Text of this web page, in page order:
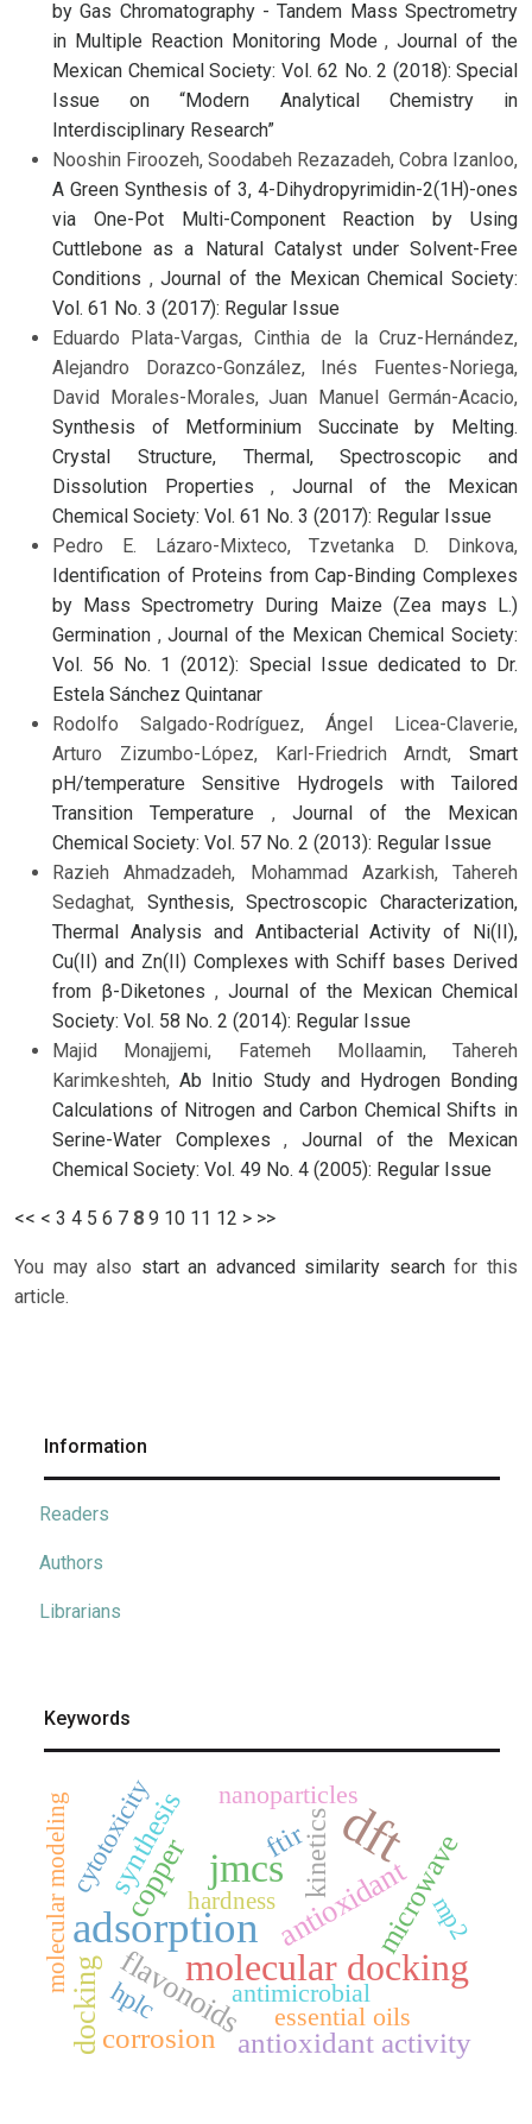
by Gas Chromatography - Tandem Mass Spectrometry
in Multiple Reaction Monitoring Mode,Journal of the
Mexican Chemical Society: Vol. 62 No. 2 (2018): Special
Issue on “Modern Analytical Chemistry in
Interdisciplinary Research”
Nooshin Firoozeh, Soodabeh Rezazadeh, Cobra Izanloo,
A Green Synthesis of 3, 4-Dihydropyrimidin-2(1H)-ones
via One-Pot Multi-Component Reaction by Using
Cuttlebone as a Natural Catalyst under Solvent-Free
Conditions ,Journal of the Mexican Chemical Society:
Vol. 61 No. 3 (2017): Regular Issue
Eduardo Plata-Vargas, Cinthia de la Cruz-Hernández,
Alejandro Dorazco-González, Inés Fuentes-Noriega,
David Morales-Morales, Juan Manuel Germán-Acacio,
Synthesis of Metforminium Succinate by Melting.
Crystal Structure, Thermal, Spectroscopic and
Dissolution Properties , Journal of the Mexican
Chemical Society: Vol. 61 No. 3 (2017): Regular Issue
Pedro E. Lázaro-Mixteco, Tzvetanka D. Dinkova,
Identification of Proteins from Cap-Binding Complexes
by Mass Spectrometry During Maize (Zea mays L.)
Germination ,Journal of the Mexican Chemical Society:
Vol. 56 No. 1 (2012): Special Issue dedicated to Dr.
Estela Sánchez Quintanar
Rodolfo Salgado-Rodríguez, Ángel Licea-Claverie,
Arturo Zizumbo-López, Karl-Friedrich Arndt, Smart
pH/temperature Sensitive Hydrogels with Tailored
Transition Temperature ,Journal of the Mexican
Chemical Society: Vol. 57 No. 2 (2013): Regular Issue
Razieh Ahmadzadeh, Mohammad Azarkish, Tahereh
Sedaghat, Synthesis, Spectroscopic Characterization,
Thermal Analysis and Antibacterial Activity of Ni(II),
Cu(II) and Zn(II) Complexes with Schiff bases Derived
from β-Diketones,Journal of the Mexican Chemical
Society: Vol. 58 No. 2 (2014): Regular Issue
Majid Monajjemi, Fatemeh Mollaamin, Tahereh
Karimkeshteh,Ab Initio Study and Hydrogen Bonding
Calculations of Nitrogen and Carbon Chemical Shifts in
Serine-Water Complexes,Journal of the Mexican
Chemical Society: Vol. 49 No. 4 (2005): Regular Issue
<< < 3 4 5 6 7 8 9 10 11 12 > >>
You may also start an advanced similarity searchfor this
article.
Information
Readers
Authors
Librarians
Keywords
dft
adsorption
jmcs
molecular docking
copper antioxidant
flavonoids
docking antioxidant activity
microwave
corrosion
synthesis kinetics
ftir
antimicrobial
cytotoxicity
hplc
nanoparticles
essential oils
molecular modeling hardness mp2